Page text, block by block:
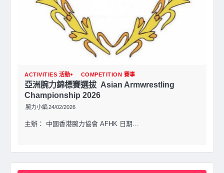
ACTIVITIES 活動 COMPETITION 賽事
亞洲腕⼒錦標賽選拔 Asian Armwrestling
Championship 2026
腕力小編24/02/2026
主辦： 中國香港腕⼒協會 AFHK ⽇期…